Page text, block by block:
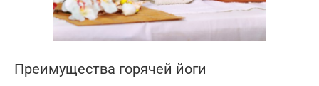
Преимущества горячей йоги